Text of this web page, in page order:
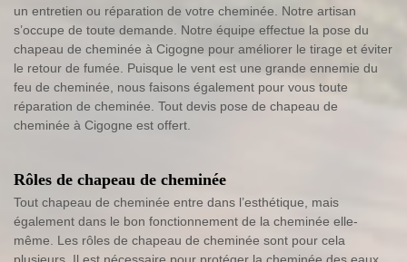
un entretien ou réparation de votre cheminée. Notre artisan
s’occupe de toute demande. Notre équipe effectue la pose du
chapeau de cheminée à Cigogne pour améliorer le tirage et éviter
le retour de fumée. Puisque le vent est une grande ennemie du
feu de cheminée, nous faisons également pour vous toute
réparation de cheminée. Tout devis pose de chapeau de
cheminée à Cigogne est offert.
Rôles de chapeau de cheminée
Tout chapeau de cheminée entre dans l’esthétique, mais
également dans le bon fonctionnement de la cheminée elle-
même. Les rôles de chapeau de cheminée sont pour cela
plusieurs. Il est nécessaire pour protéger la cheminée des eaux